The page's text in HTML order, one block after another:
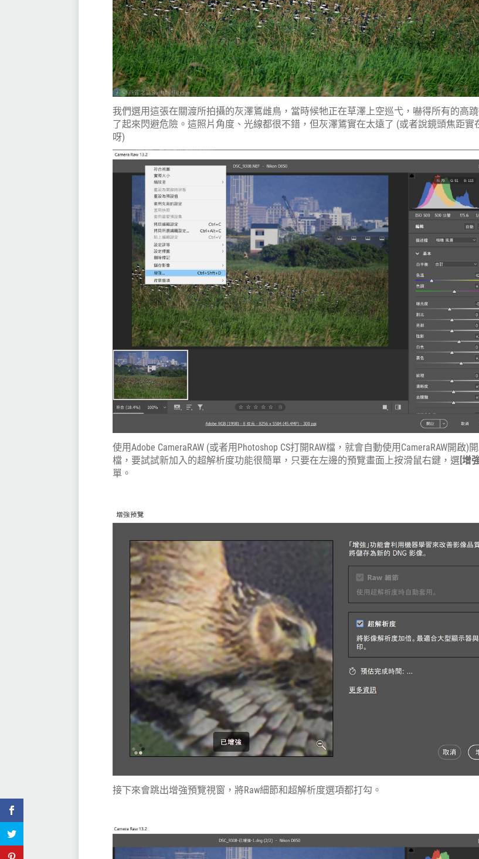
我們選用這張在關渡所拍攝的灰澤鵟雌鳥，當時候牠正在草澤上空巡弋，嚇得所有的高
了起來閃避危險。這照片角度、光線都很不錯，但灰澤鵟實在太遠了 (或者說鏡頭焦距實
呀)
使用Adobe CameraRAW (或者用Photoshop CS打開RAW檔，就會自動使用CameraRAW開啟)
檔，要試試新加入的超解析度功能很簡單，只要在左邊的預覽畫面上按滑鼠右鍵，選[增
單。
接下來會跳出增強預覽視窗，將Raw細節和超解析度選項都打勾。